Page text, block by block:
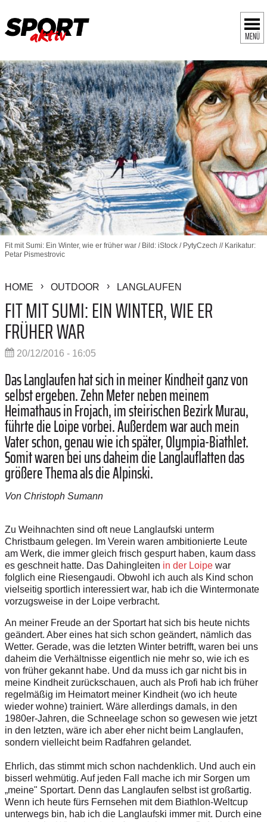
MENÜ
Fit mit Sumi: Ein Winter, wie er früher war / Bild: iStock / PytyCzech // Karikatur:
Petar Pismestrovic
HOME OUTDOOR LANGLAUFEN
FIT MIT SUMI: EIN WINTER, WIE ER
FRÜHER WAR
20/12/2016 - 16:05
Das Langlaufen hat sich in meiner Kindheit ganz von
selbst ergeben. Zehn Meter neben meinem
Heimathaus in Frojach, im steirischen Bezirk Murau,
führte die Loipe vorbei. Außerdem war auch mein
Vater schon, genau wie ich später, Olympia-Biathlet.
Somit waren bei uns daheim die Langlauflatten das
größere Thema als die Alpinski.
Von Christoph Sumann
Zu Weihnachten sind oft neue Langlauf­ski unterm
Christbaum gelegen. Im Verein waren ambitionierte Leute
am Werk, die immer gleich frisch gespurt haben, kaum dass
es geschneit hatte. Das Dahin­gleiten in der Loipe war
folglich eine Riesengaudi. Obwohl ich auch als Kind schon
vielseitig sportlich interessiert war, hab ich die Wintermonate
vorzugsweise in der Loipe verbracht.
An meiner Freude an der Sportart hat sich bis heute nichts
geändert. Aber eines hat sich schon geändert, nämlich das
Wetter. Gerade, was die letzten Winter betrifft, waren bei uns
daheim die Verhältnisse eigentlich nie mehr so, wie ich es
von früher gekannt habe. Und da muss ich gar nicht bis in
meine Kindheit zurückschauen, auch als Profi hab ich früher
regelmäßig im Heimatort meiner Kindheit (wo ich heute
wieder wohne) trainiert. Wäre allerdings damals, in den
1980er-Jahren, die Schneelage schon so gewesen wie jetzt
in den letzten, wäre ich aber eher nicht beim Langlaufen,
sondern vielleicht beim Radfahren gelandet.
Ehrlich, das stimmt mich schon nachdenklich. Und auch ein
bisserl wehmütig. Auf jeden Fall mache ich mir Sorgen um
„meine" Sportart. Denn das Langlaufen selbst ist großartig.
Wenn ich heute fürs Fernsehen mit dem Biathlon-Weltcup
unterwegs bin, hab ich die Langlaufski immer mit. Durch eine